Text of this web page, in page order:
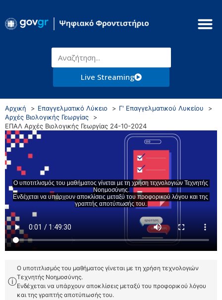
Live Streaming
Αρχική Επαγγελματικό Λύκειο
Γ' Επαγγελματικού Λυκείου
Αρχές Βιολογικής Γεωργίας
ΕΠΑΛ Αρχές Βιολογικής Γεωργίας 24-10-2024
ⓘ
Ο υποτιτλισμός του μαθήματος γίνεται με τη χρήση τεχνολογιών
Τεχνητής Νοημοσύνης.
Ενδέχεται να υπάρχουν αποκλίσεις μεταξύ του προφορικού λόγου
και της γραπτής αποτύπωσής του.